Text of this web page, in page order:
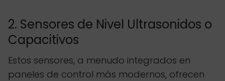
2. Sensores de Nivel Ultrasonidos o
Capacitivos
Estos sensores, a menudo integrados en
paneles de control más modernos, ofrecen